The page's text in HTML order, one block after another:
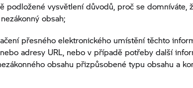
podložené vysvětlení důvodů, proč se domníváte,
obsah;
přesného elektronického umístění těchto
adresy URL, nebo v případě potřeby další
obsahu přizpůsobené typu obsahu a